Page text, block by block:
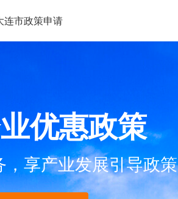
连市政策申请
优惠政策
享产业发展引导政策